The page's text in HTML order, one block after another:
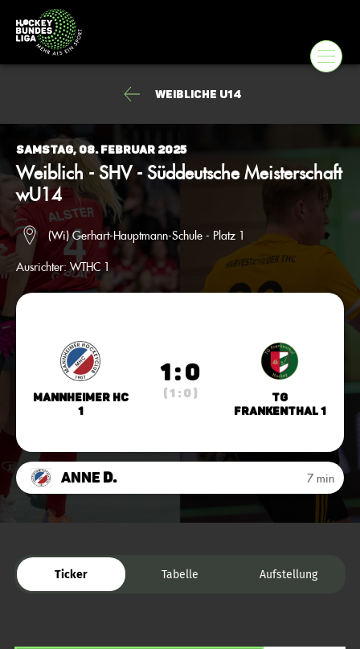
Weibliche U14
Samstag, 08. Februar 2025
Weiblich - SHV - Süddeutsche Meisterschaft
wU14
(Wi) Gerhart-Hauptmann-Schule - Platz 1
Ausrichter: WTHC 1
Mannheimer HC
1
1 : 0
( 1 : 0 )
TG
Frankenthal 1
Anne D. 7 min
Ticker Tabelle Aufstellung